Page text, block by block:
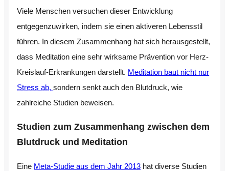
Viele Menschen versuchen dieser Entwicklung
entgegenzuwirken, indem sie einen aktiveren Lebensstil
führen. In diesem Zusammenhang hat sich herausgestellt,
dass Meditation eine sehr wirksame Prävention vor Herz-
Kreislauf-Erkrankungen darstellt. Meditation baut nicht nur
Stress ab,sondern senkt auch den Blutdruck, wie
zahlreiche Studien beweisen.
Studien zum Zusammenhang zwischen dem
Blutdruck und Meditation
Eine Meta-Studie aus dem Jahr 2013 hat diverse Studien